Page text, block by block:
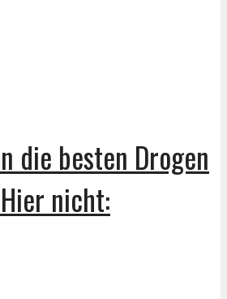
die besten Drogen
nicht: